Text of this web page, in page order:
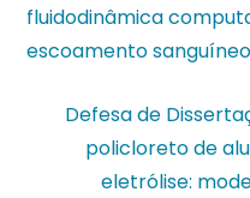
fluidodinâmica
escoamento
Defesa de
policloreto de
eletrólise: